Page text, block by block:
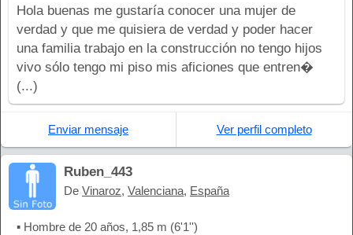
Hola buenas me gustaría conocer una mujer de
verdad y que me quisiera de verdad y poder hacer
una familia trabajo en la construcción no tengo hijos
vivo sólo tengo mi piso mis aficiones que entren�
(...)
Enviar mensaje Ver perfil completo
Ruben_443
De Vinaroz, Valenciana, España
▪ Hombre de 20 años, 1,85 m (6'1'')